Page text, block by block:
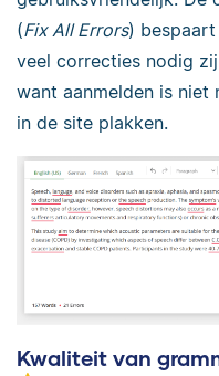
(Fix All Errors)
veel correcties nodig
want aanmelden is
in de site plakken.
Kwaliteit van